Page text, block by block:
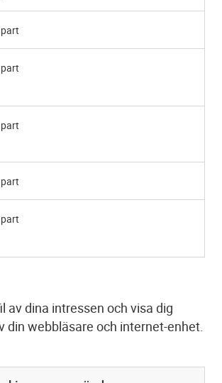
av dina intressen och visa dig
din webbläsare och internet-enhet.